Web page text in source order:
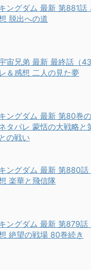
ングダム 最新 第881話
脱出への道
宙兄弟 最新 最終話（
レ＆感想 二人の見た夢
ングダム 最新 第80巻
タバレ 蒙恬の大戦略と
との戦い
ングダム 最新 第880話
楽華と飛信隊
ングダム 最新 第879話
絶望の戦場 80巻続き